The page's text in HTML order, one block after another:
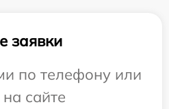
заявки
по телефону или
сайте